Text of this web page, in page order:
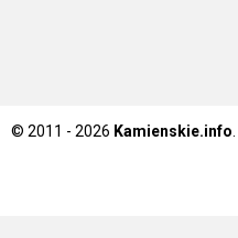
© 2011 - 2026 Kamienskie.info